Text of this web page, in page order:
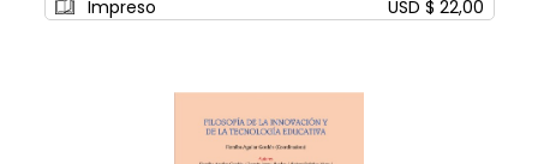
Impreso
USD $ 22,00